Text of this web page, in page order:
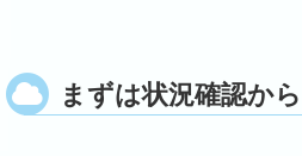
まずは状況確認から